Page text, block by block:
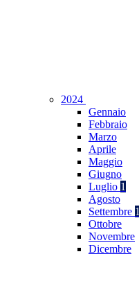
2024
Gennaio
Febbraio
Marzo
Aprile
Maggio
Giugno
Luglio 1
Agosto
Settembre 1
Ottobre
Novembre
Dicembre